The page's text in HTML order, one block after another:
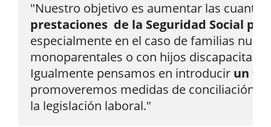
prestaciones de la Seguridad Social
especialmente en el caso de familias
monoparentales o con hijos
Igualmente pensamos en introducir un
promoveremos medidas de conciliación
la legislación laboral."